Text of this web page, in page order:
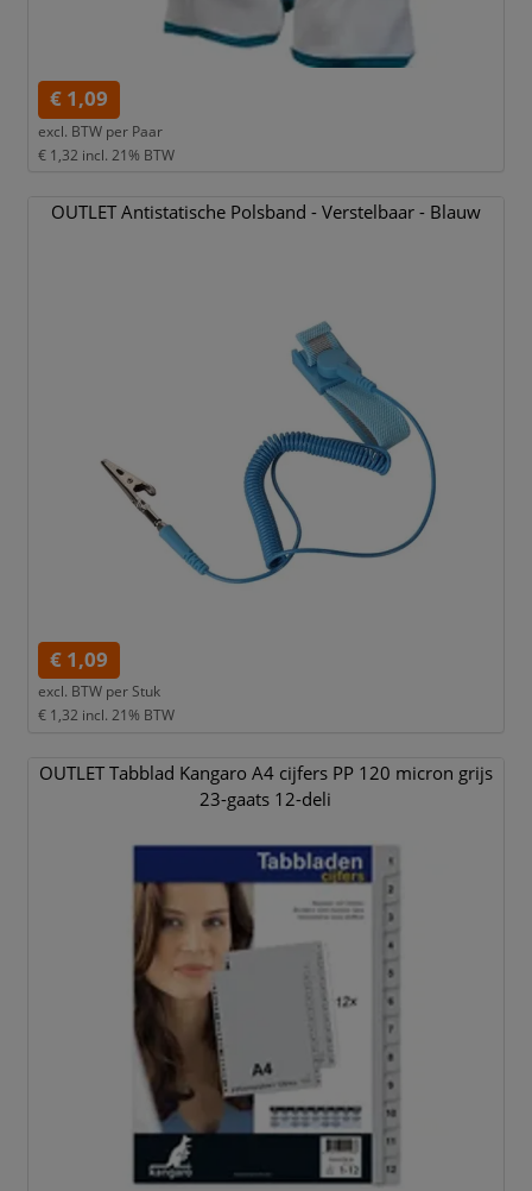
€ 1,09
excl. BTW per Paar
€ 1,32 incl. 21% BTW
OUTLET Antistatische Polsband - Verstelbaar - Blauw
€ 1,09
excl. BTW per Stuk
€ 1,32 incl. 21% BTW
OUTLET Tabblad Kangaro A4 cijfers PP 120 micron grijs
23-gaats 12-deli